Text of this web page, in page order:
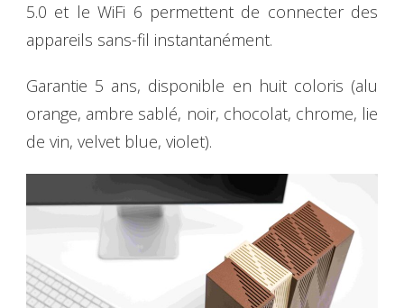
5.0 et le WiFi 6 permettent de connecter des
appareils sans-fil instantanément.
Garantie 5 ans, disponible en huit coloris (alu
orange, ambre sablé, noir, chocolat, chrome, lie
de vin, velvet blue, violet).